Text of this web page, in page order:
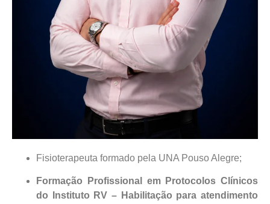
Fisioterapeuta formado pela UNA Pouso Alegre;
Formação Profissional em Protocolos Clínicos
do Instituto RV – Habilitação para atendimento
Central de
atendimento